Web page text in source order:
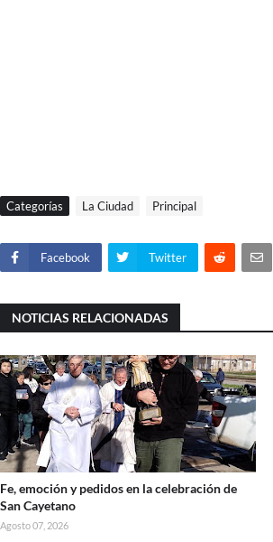
Categorías La Ciudad Principal
Facebook Twitter
NOTICIAS RELACIONADAS
Fe, emoción y pedidos en la celebración de
San Cayetano
Agosto 07, 2026